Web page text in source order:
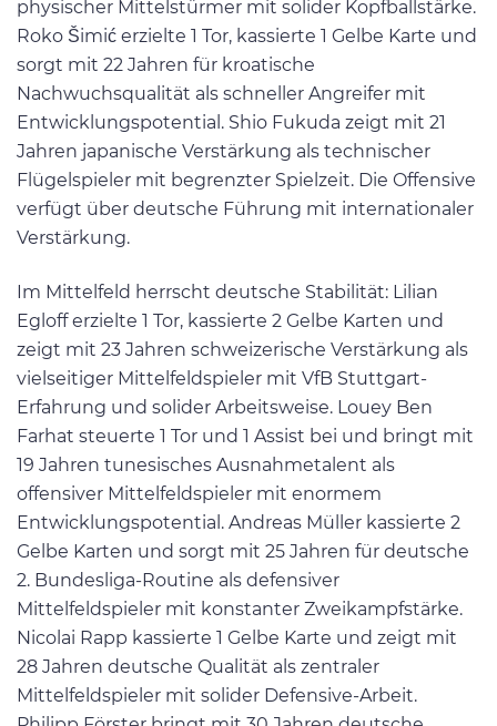
physischer Mittelstürmer mit solider Kopfballstärke.
Roko Šimić erzielte 1 Tor, kassierte 1 Gelbe Karte und
sorgt mit 22 Jahren für kroatische
Nachwuchsqualität als schneller Angreifer mit
Entwicklungspotential. Shio Fukuda zeigt mit 21
Jahren japanische Verstärkung als technischer
Flügelspieler mit begrenzter Spielzeit. Die Offensive
verfügt über deutsche Führung mit internationaler
Verstärkung.
Im Mittelfeld herrscht deutsche Stabilität: Lilian
Egloff erzielte 1 Tor, kassierte 2 Gelbe Karten und
zeigt mit 23 Jahren schweizerische Verstärkung als
vielseitiger Mittelfeldspieler mit VfB Stuttgart-
Erfahrung und solider Arbeitsweise. Louey Ben
Farhat steuerte 1 Tor und 1 Assist bei und bringt mit
19 Jahren tunesisches Ausnahmetalent als
offensiver Mittelfeldspieler mit enormem
Entwicklungspotential. Andreas Müller kassierte 2
Gelbe Karten und sorgt mit 25 Jahren für deutsche
2. Bundesliga-Routine als defensiver
Mittelfeldspieler mit konstanter Zweikampfstärke.
Nicolai Rapp kassierte 1 Gelbe Karte und zeigt mit
28 Jahren deutsche Qualität als zentraler
Mittelfeldspieler mit solider Defensive-Arbeit.